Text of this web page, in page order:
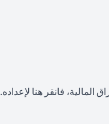
فانقر هنا لإعداده.